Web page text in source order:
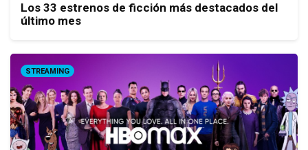
Los 33 estrenos de ficción más destacados del
último mes
STREAMING